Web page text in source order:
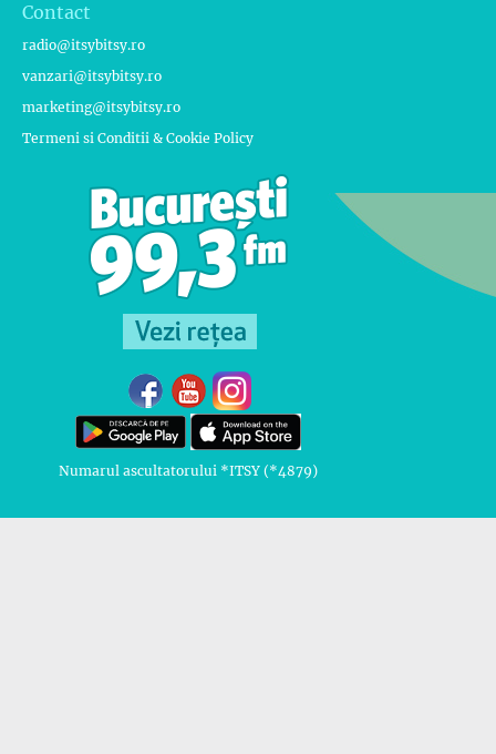
Contact
radio@itsybitsy.ro
vanzari@itsybitsy.ro
marketing@itsybitsy.ro
Termeni si Conditii & Cookie Policy
Numarul ascultatorului *ITSY (*4879)